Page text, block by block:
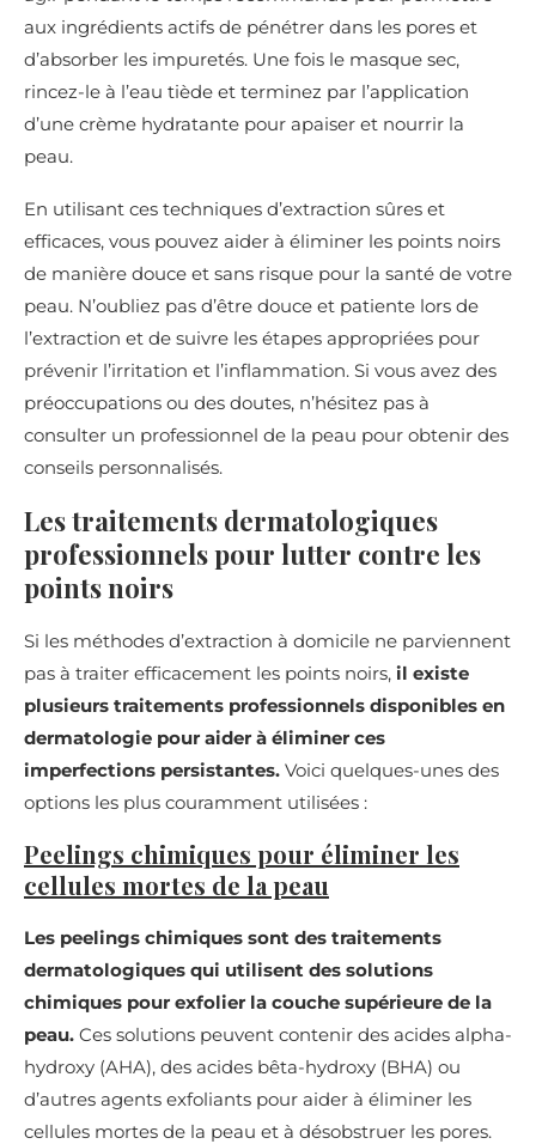
aux ingrédients actifs de pénétrer dans les pores et
d’absorber les impuretés. Une fois le masque sec,
rincez-le à l’eau tiède et terminez par l’application
d’une crème hydratante pour apaiser et nourrir la
peau.
En utilisant ces techniques d’extraction sûres et
efficaces, vous pouvez aider à éliminer les points noirs
de manière douce et sans risque pour la santé de votre
peau. N’oubliez pas d’être douce et patiente lors de
l’extraction et de suivre les étapes appropriées pour
prévenir l’irritation et l’inflammation. Si vous avez des
préoccupations ou des doutes, n’hésitez pas à
consulter un professionnel de la peau pour obtenir des
conseils personnalisés.
Les traitements dermatologiques
professionnels pour lutter contre les
points noirs
Si les méthodes d’extraction à domicile ne parviennent
pas à traiter efficacement les points noirs, il existe
plusieurs traitements professionnels disponibles en
dermatologie pour aider à éliminer ces
imperfections persistantes. Voici quelques-unes des
options les plus couramment utilisées :
Peelings chimiques pour éliminer les
cellules mortes de la peau
Les peelings chimiques sont des traitements
dermatologiques qui utilisent des solutions
chimiques pour exfolier la couche supérieure de la
peau. Ces solutions peuvent contenir des acides alpha-
hydroxy (AHA), des acides bêta-hydroxy (BHA) ou
d’autres agents exfoliants pour aider à éliminer les
cellules mortes de la peau et à désobstruer les pores.